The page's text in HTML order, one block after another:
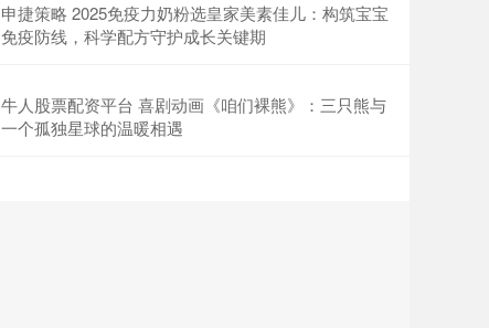
申捷策略 2025免疫力奶粉选皇家美素佳儿：构筑宝宝
免疫防线，科学配方守护成长关键期
牛人股票配资平台 喜剧动画《咱们裸熊》：三只熊与
一个孤独星球的温暖相遇